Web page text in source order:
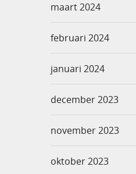
maart 2024
februari 2024
januari 2024
december 2023
november 2023
oktober 2023